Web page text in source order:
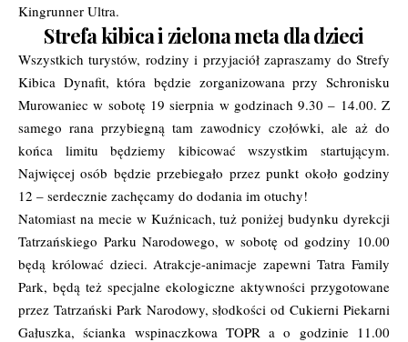
Kingrunner Ultra.
Strefa kibica i zielona meta dla dzieci
Wszystkich turystów, rodziny i przyjaciół zapraszamy do Strefy
Kibica Dynafit, która będzie zorganizowana przy Schronisku
Murowaniec w sobotę 19 sierpnia w godzinach 9.30 – 14.00. Z
samego rana przybiegną tam zawodnicy czołówki, ale aż do
końca limitu będziemy kibicować wszystkim startującym.
Najwięcej osób będzie przebiegało przez punkt około godziny
12 – serdecznie zachęcamy do dodania im otuchy!
Natomiast na mecie w Kuźnicach, tuż poniżej budynku dyrekcji
Tatrzańskiego Parku Narodowego, w sobotę od godziny 10.00
będą królować dzieci. Atrakcje-animacje zapewni Tatra Family
Park, będą też specjalne ekologiczne aktywności przygotowane
przez Tatrzański Park Narodowy, słodkości od Cukierni Piekarni
Gałuszka, ścianka wspinaczkowa TOPR a o godzinie 11.00